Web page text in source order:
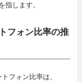
指します。
フォン比率の推
フォン比率は、